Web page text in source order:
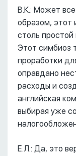
В.К.: Может
образом, этот
столь простой
Этот симбиоз
проработки
оправдано
расходы и
английская
выбирая уже
Е.Л.: Да, это